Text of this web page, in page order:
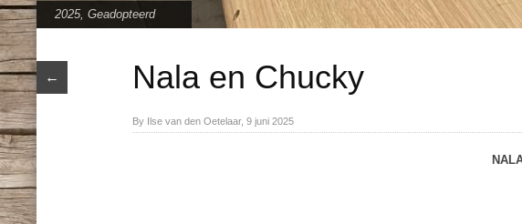
2025,Geadopteerd
← Nala en Chucky
By Ilse van den Oetelaar, 9 juni 2025